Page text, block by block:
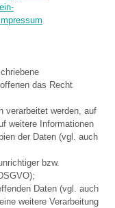
das Recht
verarbeitet werden, auf
weitere Informationen
der Daten (vgl. auch
bzw.
Daten (vgl. auch
weitere Verarbeitung